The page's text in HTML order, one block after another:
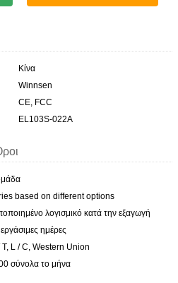
Κίνα
Winnsen
CE, FCC
EL103S-022A
based on different options
λογισμικό κατά την εξαγωγή
ημέρες
L / C, Western Union
σύνολα το μήνα